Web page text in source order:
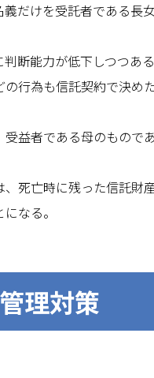
だけを受託者である長
断能力が低下しつつあ
行為も信託契約で決め
益者である母のものであ
死亡時に残った信託
なる。
理対策